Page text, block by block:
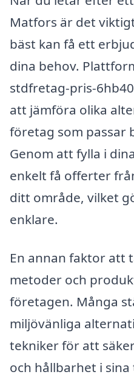
Matfors är det
bäst kan få ett
dina behov.
stdfretag-pris-
att jämföra olika
företag som passar
Genom att fylla i
enkelt få offerter
ditt område, vilket
enklare.
En annan faktor att
metoder och
företagen. Många
miljövänliga
tekniker för att
och hållbarhet i